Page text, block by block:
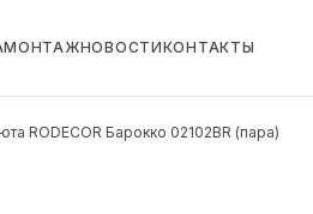
МОНТАЖНОВОСТИКОНТАКТЫ
RODECOR Барокко 02102BR (пара)